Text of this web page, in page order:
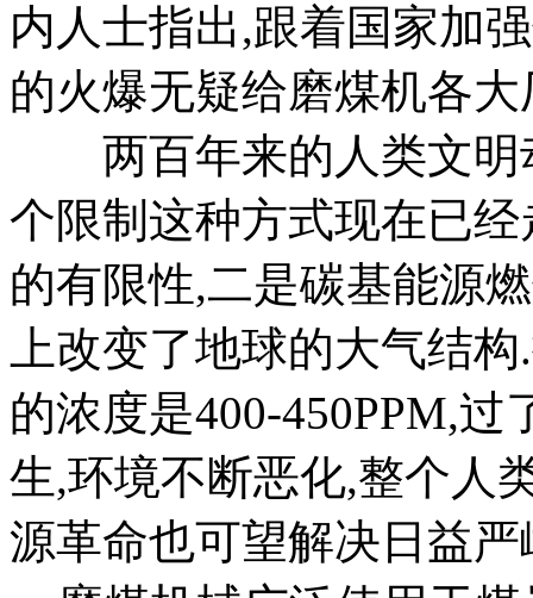
内人士指出,跟着国家加
的火爆无疑给磨煤机各
两百年来的人类文明
个限制这种方式现在已
的有限性,二是碳基能源
上改变了地球的大气结
的浓度是400-450PPM,
生,环境不断恶化,整个人
源革命也可望解决日益